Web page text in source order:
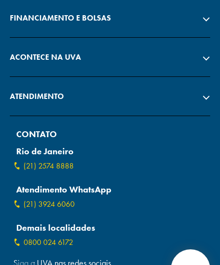
FINANCIAMENTO E BOLSAS
ACONTECE NA UVA
ATENDIMENTO
CONTATO
Rio de Janeiro
(21) 2574 8888
Atendimento WhatsApp
(21) 3924 6060
Demais localidades
0800 024 6172